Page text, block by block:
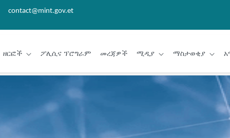
contact@mint.gov.et
ዘርፎች ፖሊሲና ፕሮግራም መረጃዎች ሚዲያ ማስታወቂያ